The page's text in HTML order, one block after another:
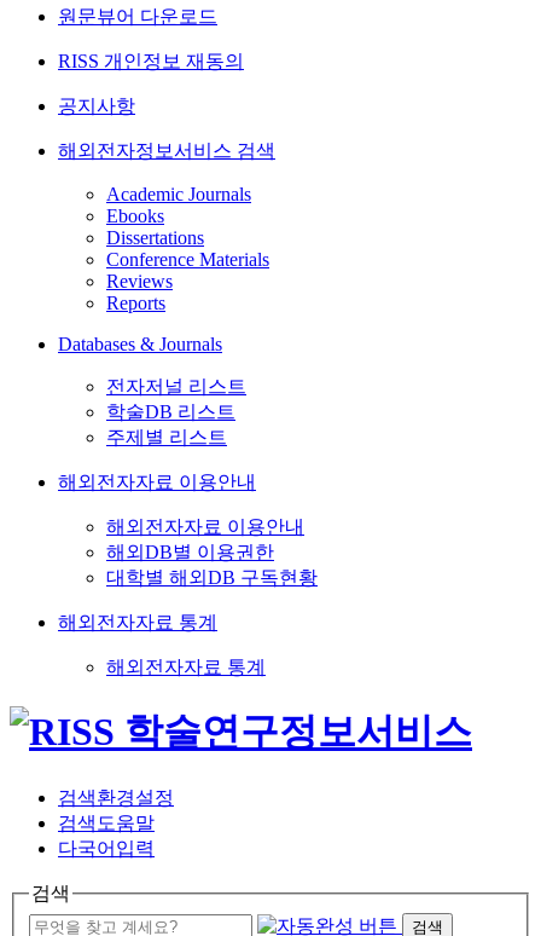
원문뷰어 다운로드
RISS 개인정보 재동의
공지사항
해외전자정보서비스 검색
Academic Journals
Ebooks
Dissertations
Conference Materials
Reviews
Reports
Databases & Journals
전자저널 리스트
학술DB 리스트
주제별 리스트
해외전자자료 이용안내
해외전자자료 이용안내
해외DB별 이용권한
대학별 해외DB 구독현황
해외전자자료 통계
해외전자자료 통계
검색환경설정
검색도움말
다국어입력
검색
검색